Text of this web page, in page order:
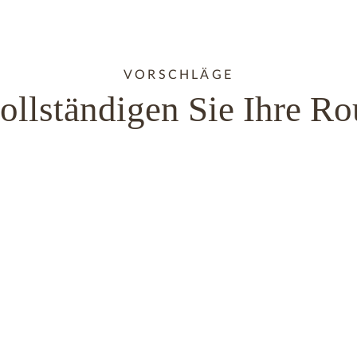
VORSCHLÄGE
Sie Ihre